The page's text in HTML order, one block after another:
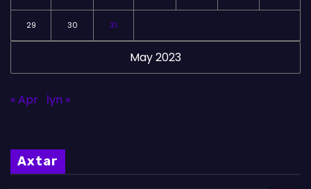
May 2023
29 30 31
« Apr İyn »
Axtar